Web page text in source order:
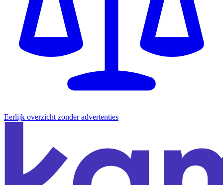
Eerlijk overzicht zonder advertenties